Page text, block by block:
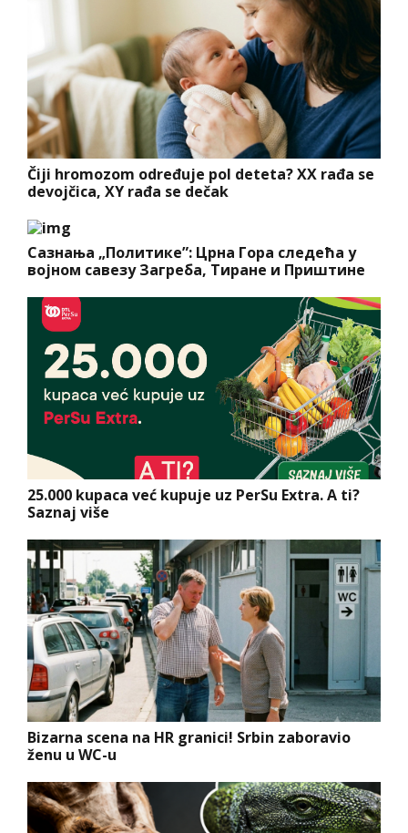
Čiji hromozom određuje pol deteta? XX rađa se
devojčica, XY rađa se dečak
Сазнања „Политике”: Црна Гора следећа у
војном савезу Загреба, Тиране и Приштине
25.000 kupaca već kupuje uz PerSu Extra. A ti?
Saznaj više
Bizarna scena na HR granici! Srbin zaboravio
ženu u WC-u